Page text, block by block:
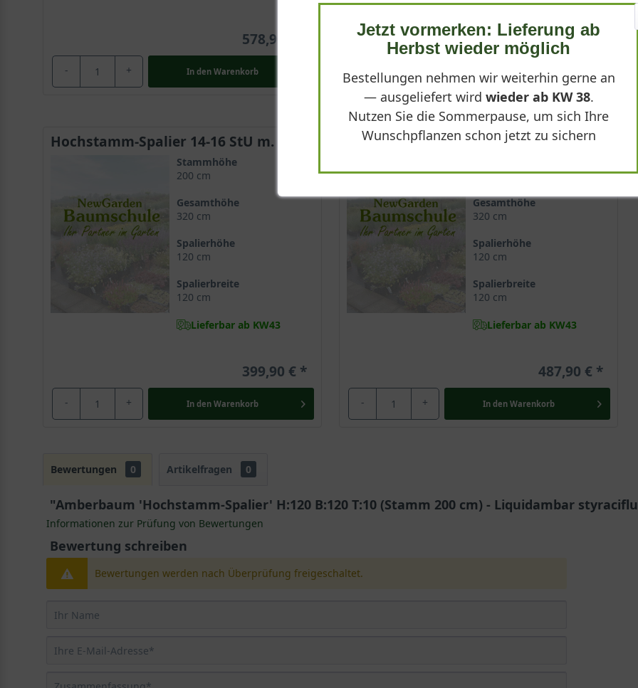
578,90 €
- + In den Warenkorb
247,90 €
+ In den Warenkorb
Hochstamm-Spalier 14-16 StU m. Db.
Stammhöhe
200 cm
Gesamthöhe
320 cm
Spalierhöhe
120 cm
Spalierbreite
120 cm
Lieferbar ab KW43
399,90 €
- + In den Warenkorb
Hochstamm-Spalier 16-18 StU m. Db.
200 cm
Gesamthöhe
320 cm
Spalierhöhe
120 cm
Spalierbreite
120 cm
Lieferbar ab KW43
487,90 €
- + In den Warenkorb
Bewertungen 0 Artikelfragen 0
"Amberbaum 'Hochstamm-Spalier' H:120 B:120 T:10 (Stamm 200 cm) - Liquidambar
Informationen zur Prüfung von Bewertungen
Bewertung schreiben
Bewertungen werden nach Überprüfung freigeschaltet.
Jetzt vormerken: Lieferung ab
Herbst wieder möglich
Bestellungen nehmen wir weiterhin gerne an
— ausgeliefert wird wieder ab KW 38.
Nutzen Sie die Sommerpause, um sich Ihre
Wunschpflanzen schon jetzt zu sichern